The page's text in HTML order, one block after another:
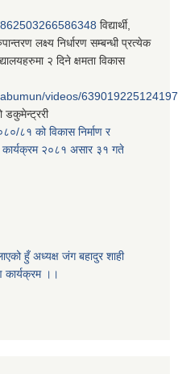
विद्यार्थी,
लक्ष्य निर्धारण सम्बन्धी प्रत्येक
२ दिने क्षमता विकास
videos/639019225124197
डकुमेन्ट्ररी
८१ को विकास निर्माण र
कार्यक्रम २०८१ असार ३१ गते
हुँ अध्यक्ष जंग बहादुर शाही
कार्यक्रम ।।